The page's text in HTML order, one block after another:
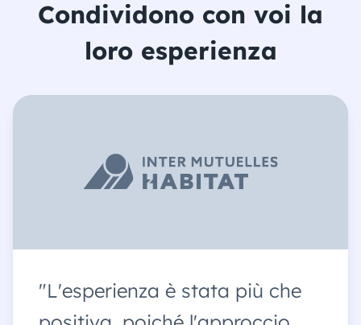
Condividono con voi la
loro esperienza
"L'esperienza è stata più che